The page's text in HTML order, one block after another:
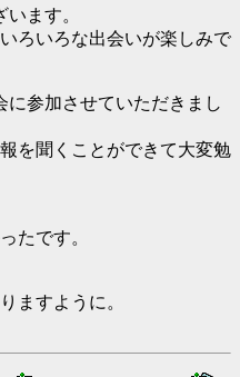
ます。
ろいろな出会いが楽しみで
に参加させていただきまし
を聞くことができて大変勉
たです。
ますように。